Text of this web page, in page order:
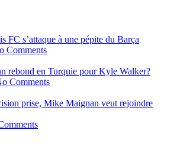
FC s’attaque à une pépite du Barça
Comments
rebond en Turquie pour Kyle Walker?
Comments
prise, Mike Maignan veut rejoindre